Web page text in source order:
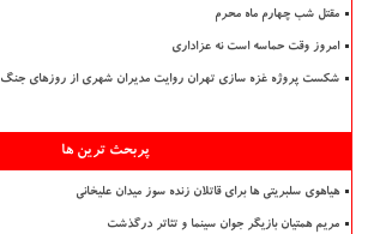
مقتل شب چهارم ماه محرم
امروز وقت حماسه است نه عزاداری
شکست پروژه غزه سازی تهران روایت مدیران شهری از روزهای جنگ
پربحث ترین ها
هیاهوی سلبریتی ها برای قاتلان زنده سوز میدان علیخانی
مریم همتیان بازیگر جوان سینما و تئاتر درگذشت